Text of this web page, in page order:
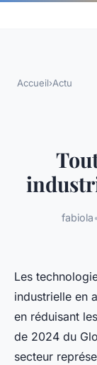
Accueil›Actu
fabiola•
Les
industrielle en
en réduisant
de 2024 du
secteur